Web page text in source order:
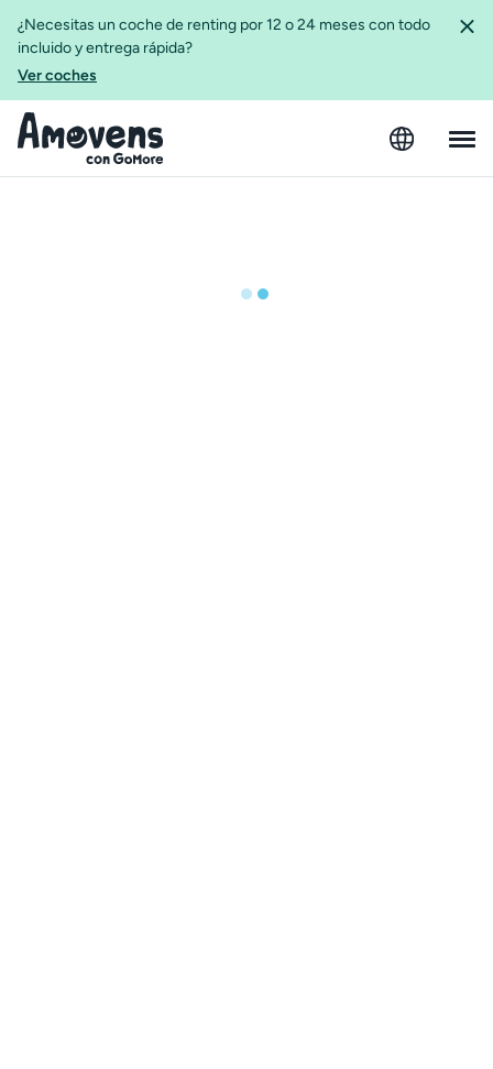
¿Necesitas un coche de renting por 12 o 24 meses con todo
incluido y entrega rápida?
Ver coches